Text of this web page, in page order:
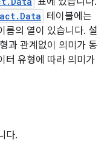
테이블에는
름의 열이 있습니다. 설
과 관계없이 의미가 동
터 유형에 따라 의미가
다.